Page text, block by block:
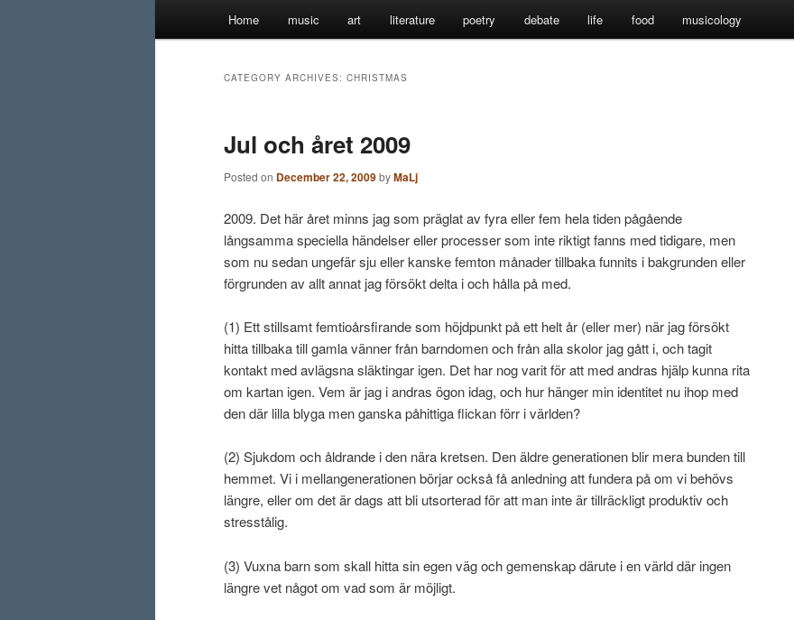
Home music art literature poetry debate life food musicology
CATEGORY ARCHIVES: CHRISTMAS
Jul och året 2009
Posted on December 22, 2009byMaLj
2009. Det här året minns jag som präglat av fyra eller fem hela tiden pågående
långsamma speciella händelser eller processer som inte riktigt fanns med tidigare, men
som nu sedan ungefär sju eller kanske femton månader tillbaka funnits i bakgrunden eller
förgrunden av allt annat jag försökt delta i och hålla på med.
(1) Ett stillsamt femtioårsfirande som höjdpunkt på ett helt år (eller mer) när jag försökt
hitta tillbaka till gamla vänner från barndomen och från alla skolor jag gått i, och tagit
kontakt med avlägsna släktingar igen. Det har nog varit för att med andras hjälp kunna rita
om kartan igen. Vem är jag i andras ögon idag, och hur hänger min identitet nu ihop med
den där lilla blyga men ganska påhittiga flickan förr i världen?
(2) Sjukdom och åldrande i den nära kretsen. Den äldre generationen blir mera bunden till
hemmet. Vi i mellangenerationen börjar också få anledning att fundera på om vi behövs
längre, eller om det är dags att bli utsorterad för att man inte är tillräckligt produktiv och
stresstålig.
(3) Vuxna barn som skall hitta sin egen väg och gemenskap därute i en värld där ingen
längre vet något om vad som är möjligt.